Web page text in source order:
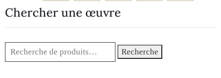
Chercher une œuvre
Recherche